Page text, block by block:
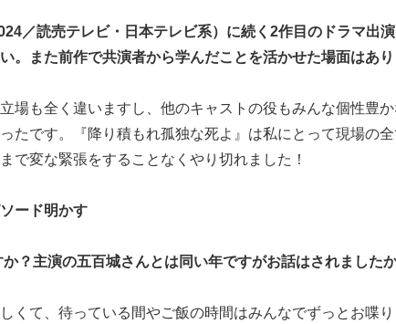
／読売テレビ・日本テレビ系）に続く2作目のドラマ出
。また前作で共演者から学んだことを活かせた場面はあり
場も全く違いますし、他のキャストの役もみんな個性豊
たです。『降り積もれ孤独な死よ』は私にとって現場の
で変な緊張をすることなくやり切れました！
ード明かす
？主演の五百城さんとは同い年ですがお話はされました
くて、待っている間やご飯の時間はみんなでずっとお喋